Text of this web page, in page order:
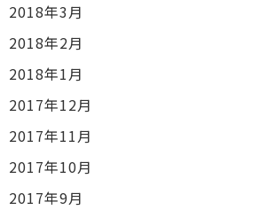
2018年3月
2018年2月
2018年1月
2017年12月
2017年11月
2017年10月
2017年9月